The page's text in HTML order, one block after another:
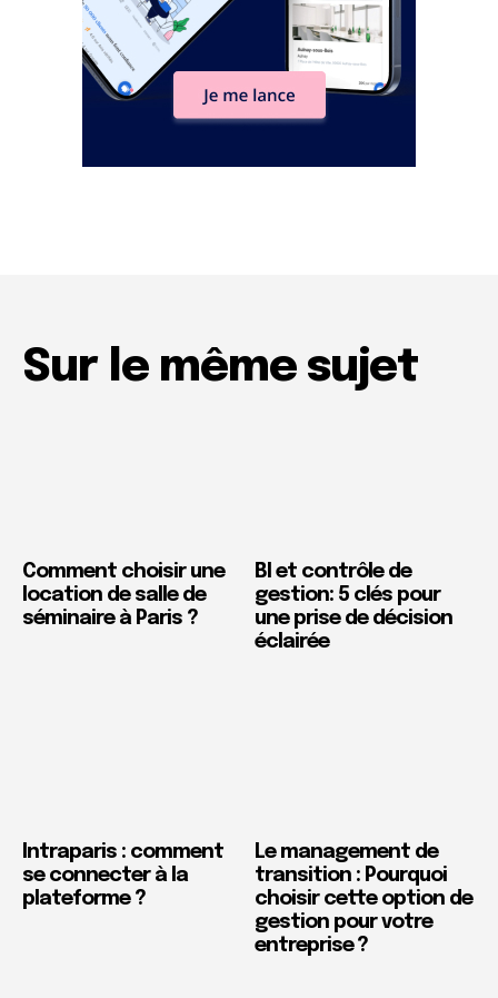
Sur le même sujet
Comment choisir une
location de salle de
séminaire à Paris ?
BI et contrôle de
gestion: 5 clés pour
une prise de décision
éclairée
Intraparis : comment
se connecter à la
plateforme ?
Le management de
transition : Pourquoi
choisir cette option de
gestion pour votre
entreprise ?